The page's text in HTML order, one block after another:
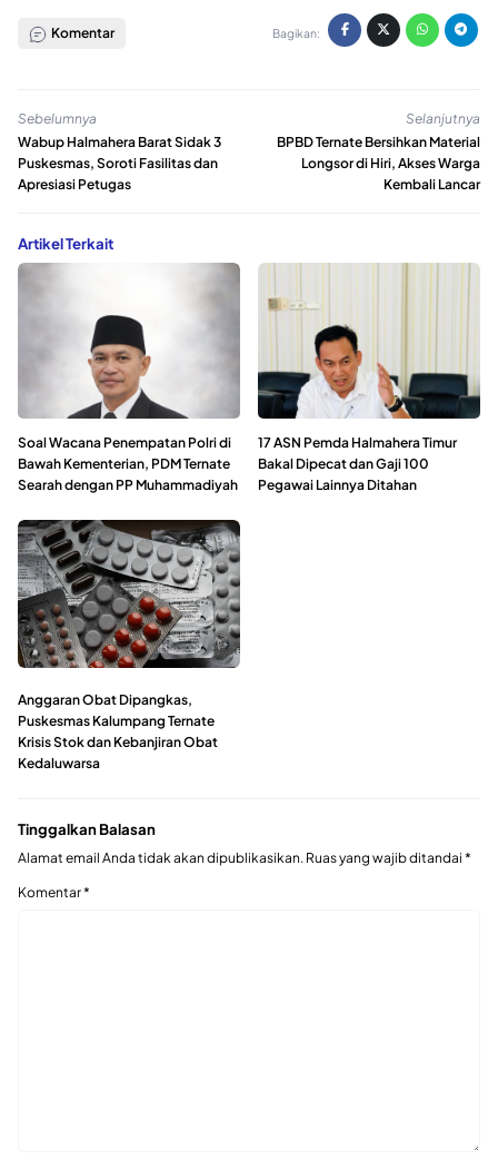
Komentar Bagikan:
Sebelumnya
Wabup Halmahera Barat Sidak 3
Puskesmas, Soroti Fasilitas dan
Apresiasi Petugas
Selanjutnya
BPBD Ternate Bersihkan Material
Longsor di Hiri, Akses Warga
Kembali Lancar
Artikel Terkait
Soal Wacana Penempatan Polri di
Bawah Kementerian, PDM Ternate
Searah dengan PP Muhammadiyah
17 ASN Pemda Halmahera Timur
Bakal Dipecat dan Gaji 100
Pegawai Lainnya Ditahan
Anggaran Obat Dipangkas,
Puskesmas Kalumpang Ternate
Krisis Stok dan Kebanjiran Obat
Kedaluwarsa
Tinggalkan Balasan
Alamat email Anda tidak akan dipublikasikan. Ruas yang wajib ditandai *
Komentar*